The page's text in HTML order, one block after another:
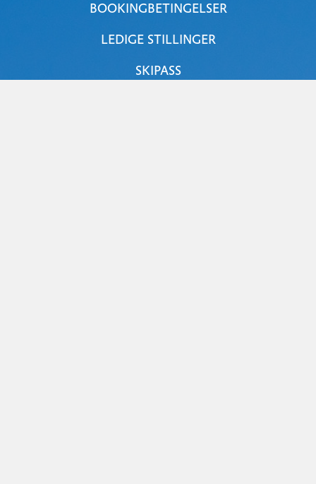
BOOKINGBETINGELSER
LEDIGE STILLINGER
SKIPASS